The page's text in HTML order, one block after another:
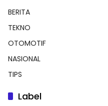
BERITA
TEKNO
OTOMOTIF
NASIONAL
TIPS
Label